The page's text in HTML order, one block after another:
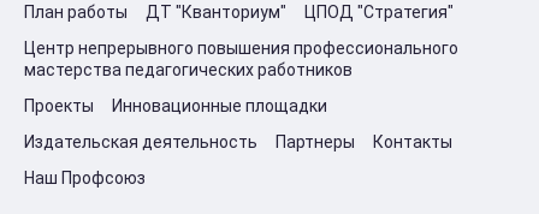
План работы ДТ "Кванториум"
ЦПОД "Стратегия"
Центр непрерывного повышения профессионального
мастерства педагогических работников
Проекты
Инновационные площадки
Издательская деятельность
Партнеры
Контакты
Наш Профсоюз